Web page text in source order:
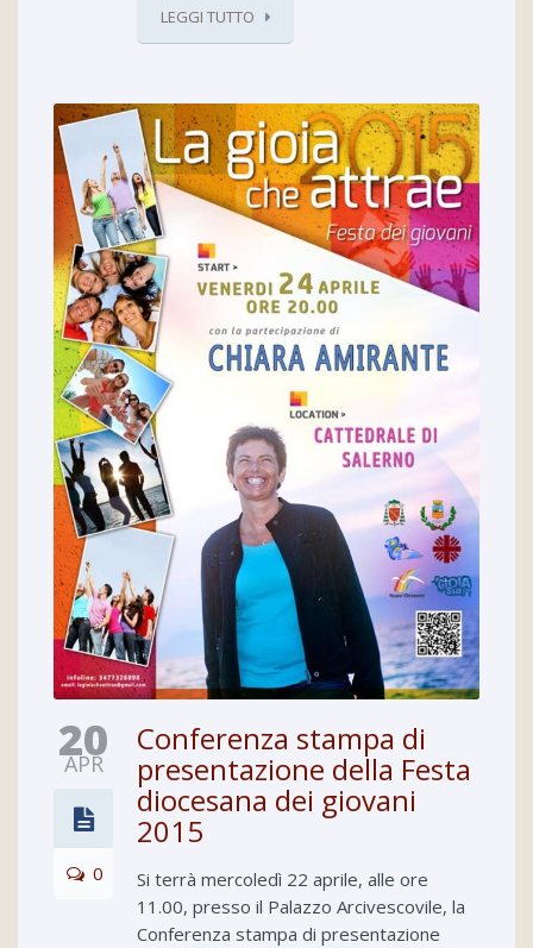
LEGGI TUTTO
20
APR
0
Conferenza stampa di
presentazione della Festa
diocesana dei giovani
2015
Si terrà mercoledì 22 aprile, alle ore
11.00, presso il Palazzo Arcivescovile, la
Conferenza stampa di presentazione